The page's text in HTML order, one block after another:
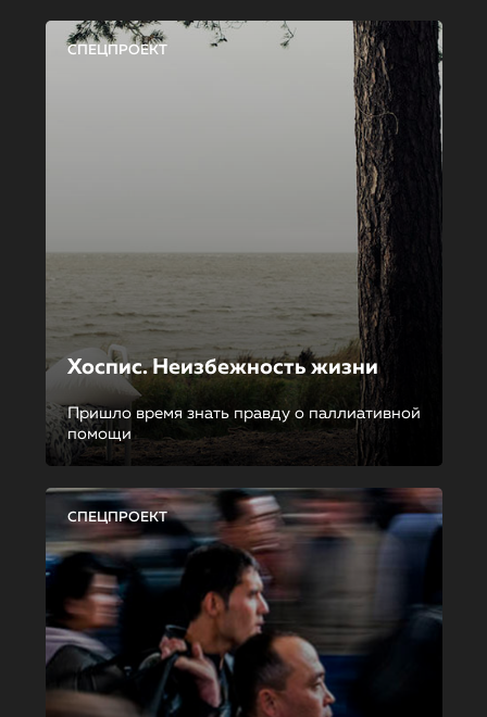
СПЕЦПРОЕКТ
Хоспис. Неизбежность жизни
Пришло время знать правду о паллиативной
помощи
СПЕЦПРОЕКТ